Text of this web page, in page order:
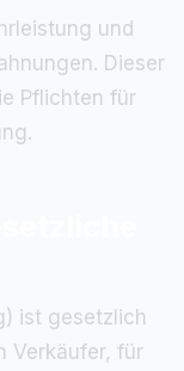
und
Dieser
Pflichten für
ist gesetzlich
Verkäufer, für